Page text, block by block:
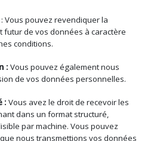
: Vous pouvez revendiquer la
futur de vos données à caractère
conditions.
:Vous pouvez également nous
de vos données personnelles.
:Vous avez le droit de recevoir les
dans un format structuré,
par machine. Vous pouvez
nous transmettions vos données